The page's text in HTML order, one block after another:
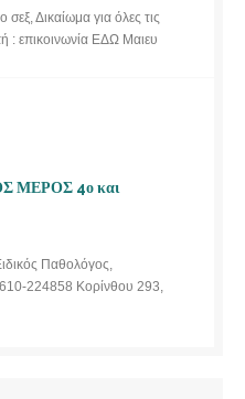
Δικαίωμα για όλες τις
: επικοινωνία ΕΔΩ Μαιευ
ΜΕΡΟΣ 4ο και
Παθολόγος,
224858 Κορίνθου 293,